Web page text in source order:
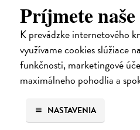
Príjmete naše
K prevádzke internetového
využívame cookies slúžiace
funkčnosti, marketingové
maximálneho pohodlia a
NASTAVENIA
Ekonomie pro
Tirole Jean
| Kniha
Ekonomie může pomoci realizovat
ekonomové opustí své obvyklé
vědeckých časopisů, které čtou jen
zjednodušených pouček…